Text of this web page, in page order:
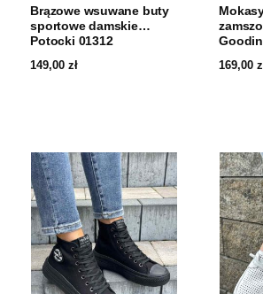
Brązowe wsuwane buty
sportowe damskie
Potocki 01312
149,00zł
Goodin
169,00